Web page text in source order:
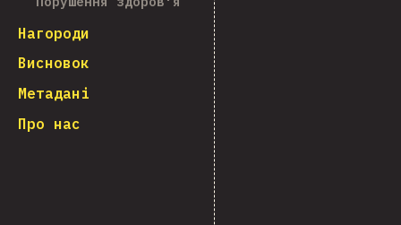
Нагороди
Висновок
Метадані
Про нас